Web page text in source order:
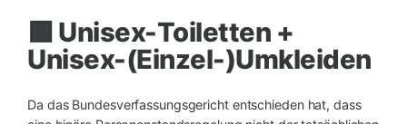
🟩 Unisex-Toiletten +
Unisex-(Einzel-)Umkleiden
Da das Bundesverfassungsgericht entschieden hat, dass